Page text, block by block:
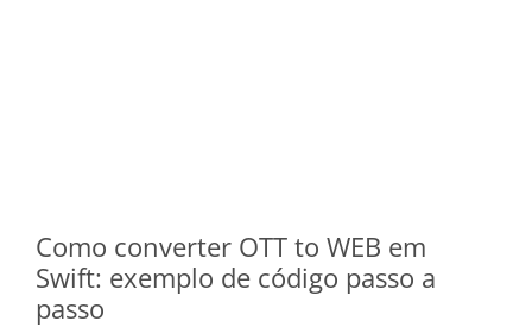
Como converter OTT to WEB em
Swift: exemplo de código passo a
passo